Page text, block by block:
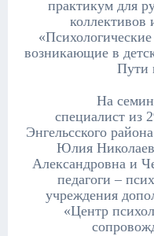
практикум для
коллективов
возникающие в
Пути
На
специалист из
Энгельсского
Юлия
Александровна и
педагоги –
учреждения
«Центр